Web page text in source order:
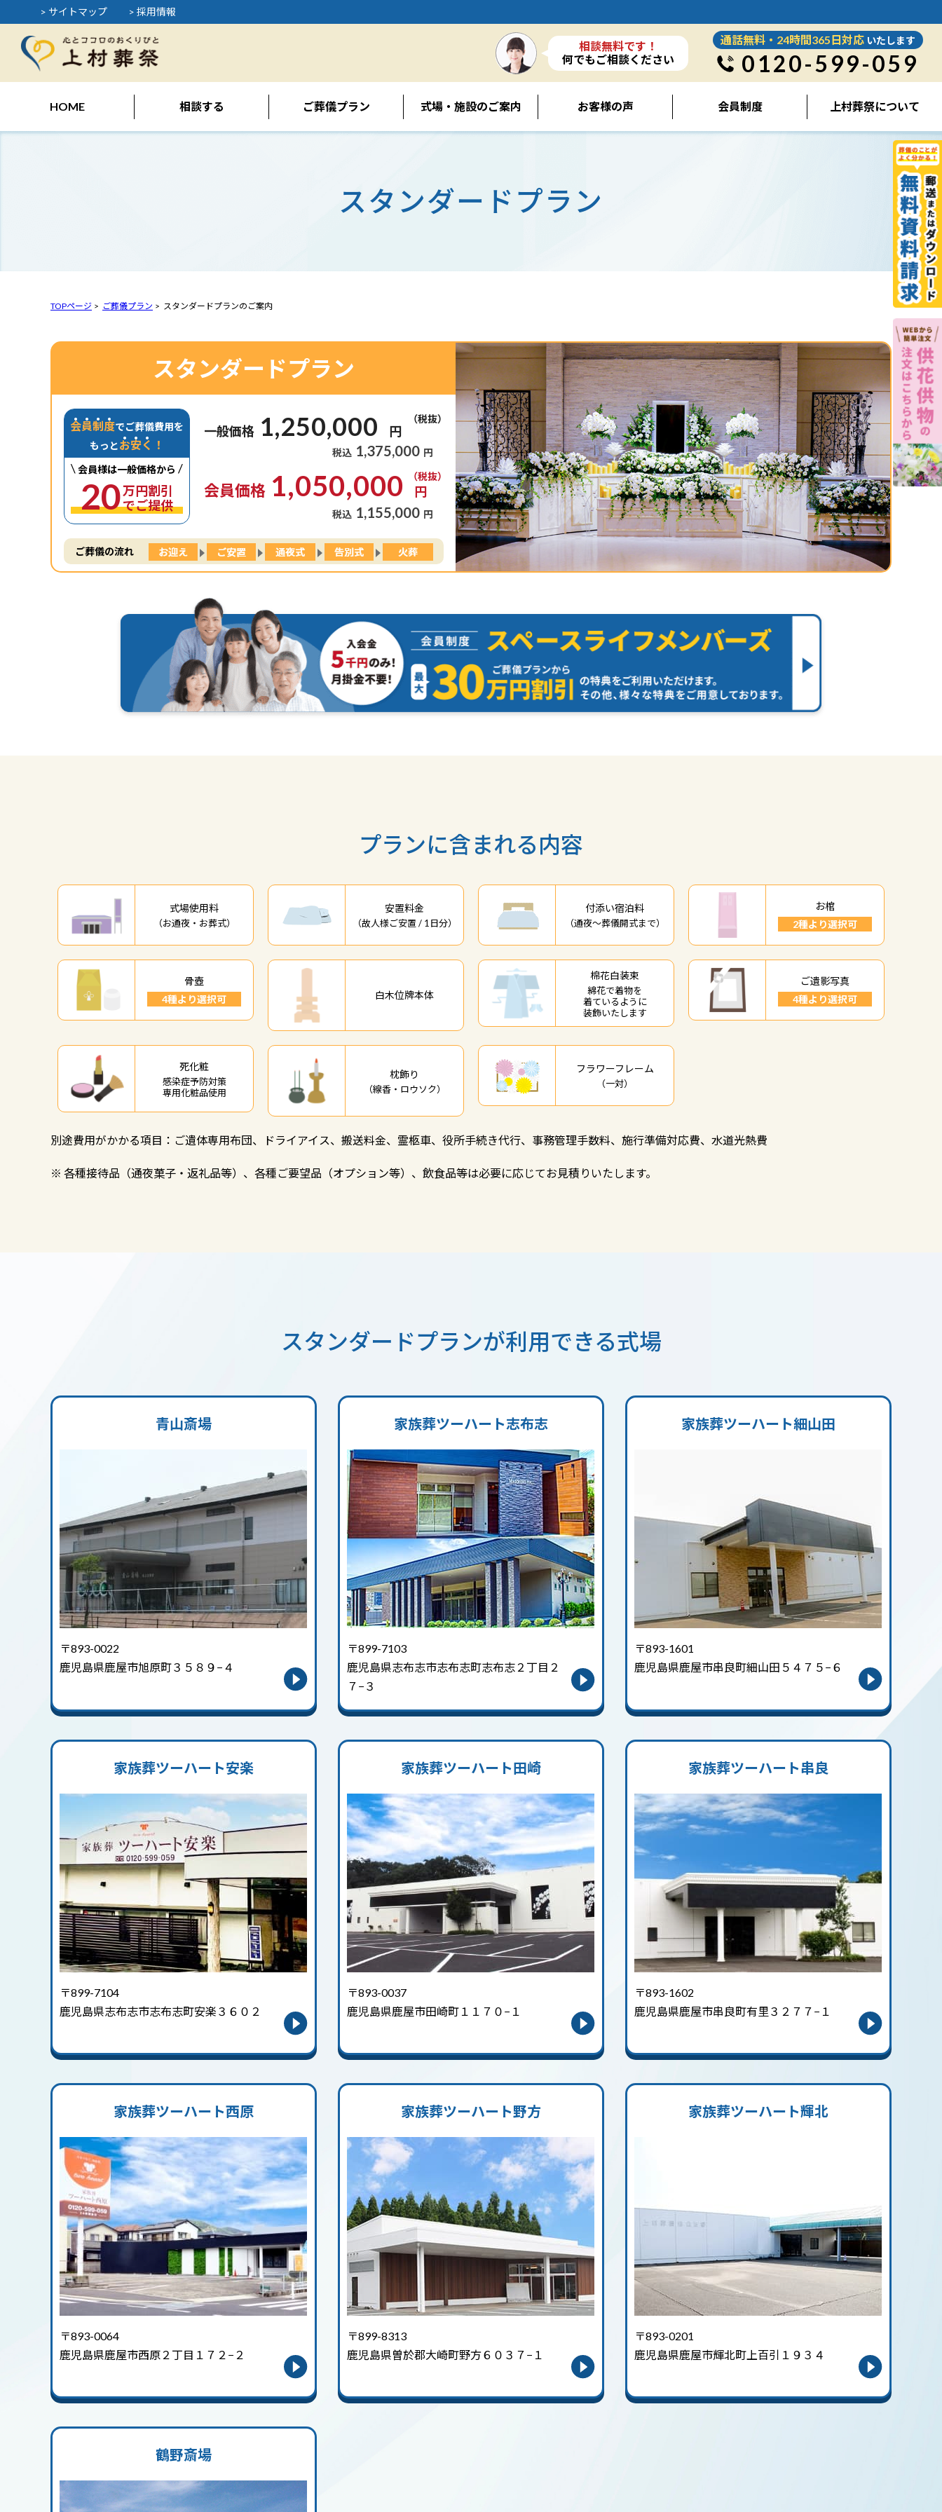
> サイトマップ > 採用情報
相談無料です！
何でもご相談ください
通話無料・24時間365日対応 いたします
0120-599-059
HOME 相談する ご葬儀プラン 式場・施設のご案内 お客様の声 会員制度 上村葬祭について
スタンダードプラン
TOPページ ご葬儀プラン スタンダードプランのご案内
スタンダードプラン
会員制度でご葬儀費用を
もっとお安く ！
\ 会員様は一般価格から/
20万円割引
でご提供
一般価格 1,250,000 円
（税抜）
税込 1,375,000 円
会員価格 1,050,000 円
（税抜）
税込 1,155,000 円
ご葬儀の流れ
プランに含まれる内容
式場使用料
（お通夜・お葬式）
安置料金
（故⼈様ご安置 / 1日分）
付添い宿泊料
（通夜〜葬儀開式まで）
お棺
2種より選択可
骨壺
4種より選択可
⽩⽊位牌本体
棉花白装束
綿花で着物を
着ているように
装飾いたします
ご遺影写真
4種より選択可
死化粧
感染症予防対策
専⽤化粧品使⽤
枕飾り
（線⾹・ロウソク）
フラワーフレーム
（一対）
別途費用がかかる項目： ご遺体専用布団、ドライアイス、搬送料金、霊柩車、役所手続き代行、事務管理手数料、施行準備対応費、水道光熱費
※ 各種接待品（通夜菓子・返礼品等）、各種ご要望品（オプション等）、飲食品等は必要に応じてお見積りいたします。
スタンダードプランが利用できる式場
青山斎場
〒893-0022
鹿児島県鹿屋市旭原町３５８９−４
家族葬ツーハート志布志
〒899-7103
鹿児島県志布志市志布志町志布志２丁目２
７−３
家族葬ツーハート細山田
〒893-1601
鹿児島県鹿屋市串良町細山田５４７５−６
家族葬ツーハート安楽
〒899-7104
鹿児島県志布志市志布志町安楽３６０２
家族葬ツーハート田崎
〒893-0037
鹿児島県鹿屋市田崎町１１７０−１
家族葬ツーハート串良
〒893-1602
鹿児島県鹿屋市串良町有里３２７７−１
家族葬ツーハート西原
〒893-0064
鹿児島県鹿屋市西原２丁目１７２−２
家族葬ツーハート野方
〒899-8313
鹿児島県曽於郡大崎町野方６０３７−１
家族葬ツーハート輝北
〒893-0201
鹿児島県鹿屋市輝北町上百引１９３４
鶴野斎場